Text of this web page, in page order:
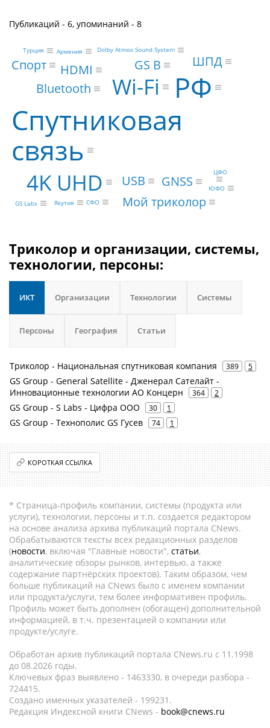
Публикаций - 6, упоминаний - 8
Спутниковая
связь
РФ
Wi-Fi
4K UHD
Bluetooth
USB GNSS
HDMI
ШПД
GS B
Мой триколор
Спорт
GS Labs
Dolby Atmos Sound System
Якутия
ЦФО
Армения
СФО
ЮФО
Турция
Триколор и организации, системы,
технологии, персоны:
ИКТ Организации Технологии Системы
Персоны География Статьи
Триколор - Национальная спутниковая компания 389 5
GS Group - General Satellite - Дженерал Сателайт -
Инновационные технологии АО Концерн
364 2
GS Group - S Labs - Цифра ООО 30 1
GS Group - Технополис GS Гусев 74 1
КОРОТКАЯ ССЫЛКА
* Страница-профиль компании, системы (продукта или
услуги), технологии, персоны и т.п. создается редактором
на основе анализа архива публикаций портала CNews.
Обрабатываются тексты всех редакционных разделов
(новости, включая "Главные новости", статьи,
аналитические обзоры рынков, интервью, а также
содержание партнёрских проектов). Таким образом, чем
больше публикаций на CNews было с именем компании
или продукта/услуги, тем более информативен профиль.
Профиль может быть дополнен (обогащен) дополнительной
информацией, в т.ч. презентацией о компании или
продукте/услуге.
Обработан архив публикаций портала CNews.ru c 11.1998
до 08.2026 годы.
Ключевых фраз выявлено - 1463330, в очереди разбора -
724415.
Создано именных указателей - 199231.
Редакция Индексной книги CNews - book@cnews.ru